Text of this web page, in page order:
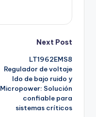
Next Post
LT1962EMS8
Regulador de voltaje
ldo de bajo ruido y
Micropower: Solución
confiable para
sistemas críticos